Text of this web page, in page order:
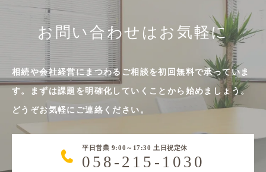
お問い合わせはお気軽に
相続や会社経営にまつわるご相談を初回無料で承っていま
す。まずは課題を明確化していくことから始めましょう。
どうぞお気軽にご連絡ください。
平日営業 9:00～17:30 土日祝定休
058-215-1030